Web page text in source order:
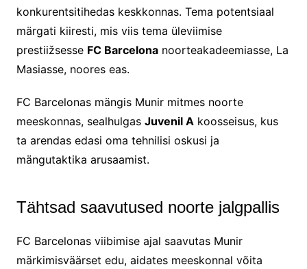
konkurentsitihedas keskkonnas. Tema potentsiaal
märgati kiiresti, mis viis tema üleviimise
prestiižsesse FC Barcelonanoorteakadeemiasse, La
Masiasse, noores eas.
FC Barcelonas mängis Munir mitmes noorte
meeskonnas, sealhulgas Juvenil A koosseisus, kus
ta arendas edasi oma tehnilisi oskusi ja
mängutaktika arusaamist.
Tähtsad saavutused noorte jalgpallis
FC Barcelonas viibimise ajal saavutas Munir
märkimisväärset edu, aidates meeskonnal võita